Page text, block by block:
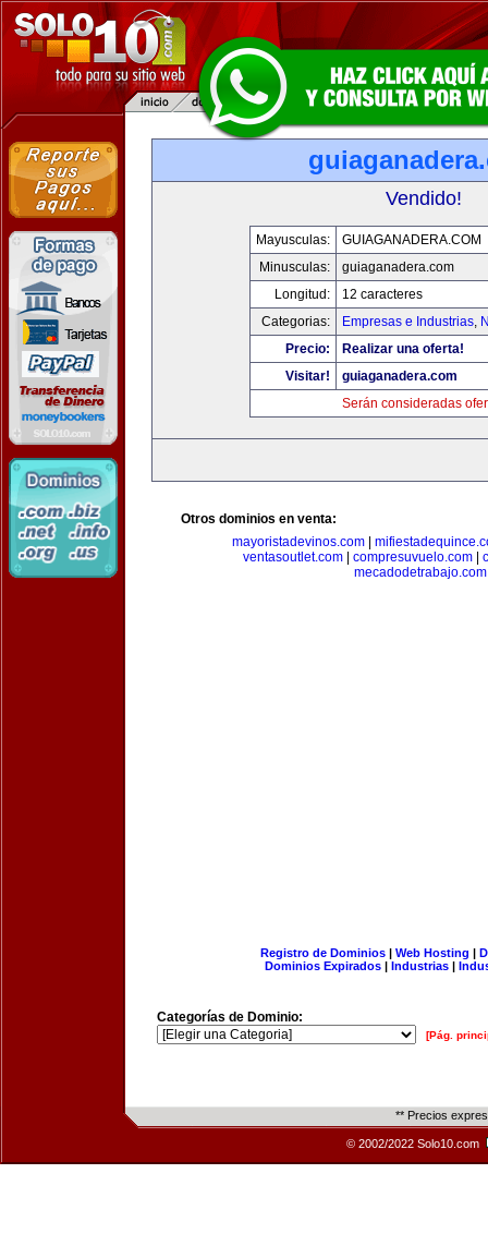
Vendido!
Mayusculas:
GUIAGANADERA.COM
Minusculas:
guiaganadera.com
Longitud:
12 caracteres
Categorias:
Empresas e Industrias,
Precio:
Realizar una oferta!
Visitar!
guiaganadera.com
Serán consideradas
Otros dominios en venta:
mayoristadevinos.com
ventasoutlet.com
compresuvuelo.com
mecadodetrabajo.com
Registro de Dominios| Web Hosting |
Dominios Expirados | Industrias |
Categorías de Dominio:
[Pág.
** Precios
© 2002/2022 Solo10.com